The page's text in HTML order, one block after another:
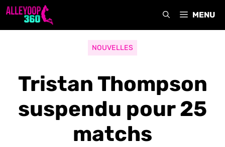
Aller
MENU
NOUVELLES
Tristan Thompson
suspendu pour 25
matchs